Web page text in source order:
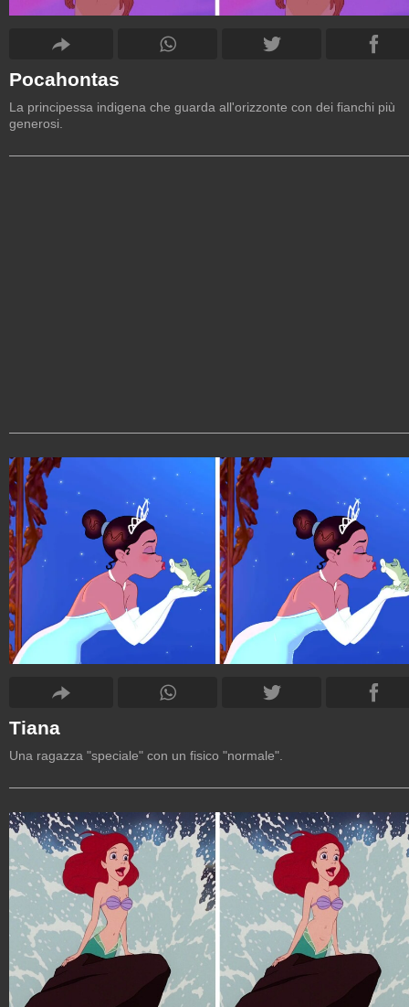
Pocahontas
La principessa indigena che guarda all'orizzonte con dei fianchi più
generosi.
Tiana
Una ragazza "speciale" con un fisico "normale".